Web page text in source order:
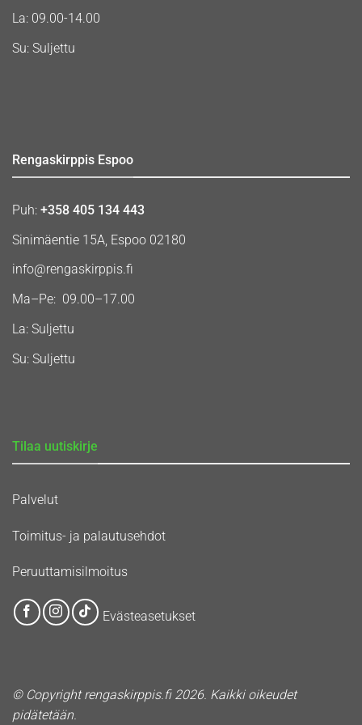
La: 09.00-14.00
Su: Suljettu
Rengaskirppis Espoo
Puh: +358 405 134 443
Sinimäentie 15A, Espoo 02180
info@rengaskirppis.fi
Ma–Pe: 09.00–17.00
La: Suljettu
Su: Suljettu
Tilaa uutiskirje
Palvelut
Toimitus- ja palautusehdot
Peruuttamisilmoitus
Evästeasetukset
© Copyright rengaskirppis.fi 2026. Kaikki oikeudet
pidätetään.